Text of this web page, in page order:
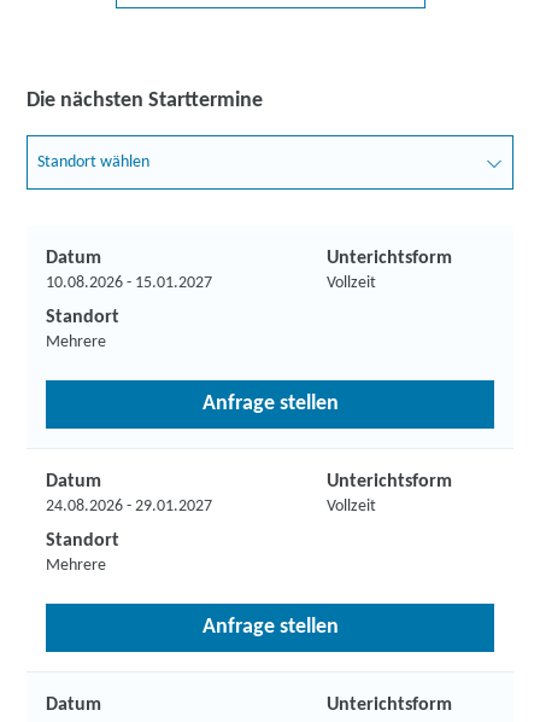
Die nächsten Starttermine
Standort wählen
Datum
10.08.2026 - 15.01.2027
Unterichtsform
Vollzeit
Standort
Mehrere
Anfrage stellen
Datum
24.08.2026 - 29.01.2027
Unterichtsform
Vollzeit
Standort
Mehrere
Anfrage stellen
Datum Unterichtsform